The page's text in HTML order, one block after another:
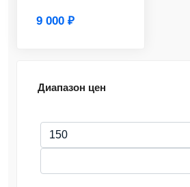
9 000 ₽
Диапазон цен